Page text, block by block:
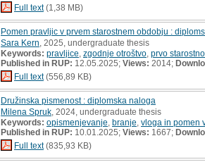
Full text(1,38 MB)
Pomen pravljic v prvem starostnem obdobju :
Sara Kern , 2025, undergraduate thesis
Keywords: pravljice zgodnje otroštvo prvo
Published in RUP: 12.05.2025; Views: 2014;
Full text(556,89 KB)
Družinska pismenost : diplomska naloga
Milena Spruk , 2024, undergraduate thesis
Keywords: opismenjevanje branje vloga in pomen
Published in RUP: 10.01.2025; Views: 1667;
Full text(835,93 KB)